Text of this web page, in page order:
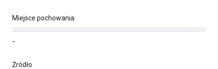
Miejsce pochowania
-
Źródło